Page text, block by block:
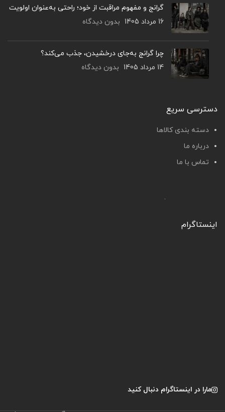
گرانج و مفهوم مراقبت از خود؛ راحتی به‌عنوان اولویت
16 مرداد 1405
بدون دیدگاه
چرا گرانج به‌جای درخشیدن، جذب می‌کند؟
14 مرداد 1405
بدون دیدگاه
دسترسی سریع
دسته بندی کالاها
درباره ما
تماس با ما
اینستاگرام
مارا در اینستاگرام دنبال کنید